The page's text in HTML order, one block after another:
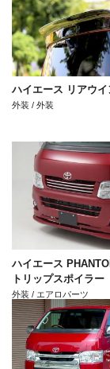
ハイエース リアウイ
外装 / 外装
ハイエース
トリップスポイラー
外装 / エアロパーツ